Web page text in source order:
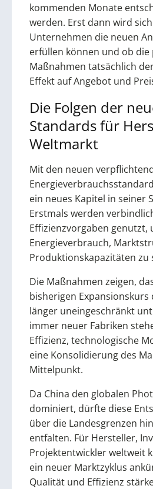
kommenden Monate
werden. Erst dann wird
Unternehmen die neuen
erfüllen können und ob die
Maßnahmen tatsächlich
Effekt auf Angebot und
Die Folgen der
Standards für
Weltmarkt
Mit den neuen
ein neues Kapitel in seiner
Erstmals werden
Effizienzvorgaben genutzt,
Energieverbrauch,
Produktionskapazitäten zu
Die Maßnahmen zeigen,
bisherigen
länger uneingeschränkt
immer neuer Fabriken
Effizienz, technologische
eine Konsolidierung des
Mittelpunkt.
Da China den globalen
dominiert, dürfte diese
über die Landesgrenzen
entfalten. Für Hersteller,
Projektentwickler weltweit
ein neuer Marktzyklus
Qualität und Effizienz